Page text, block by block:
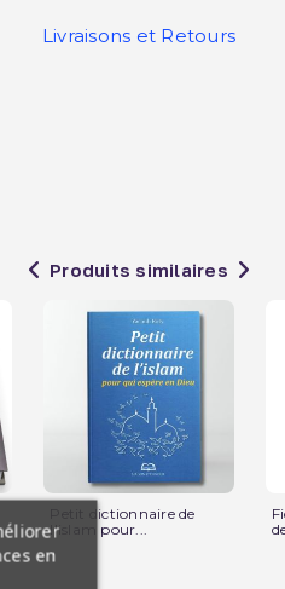
Livraisons et Retours
Produits similaires
Petit dictionnaire de
l'islam pour...
en